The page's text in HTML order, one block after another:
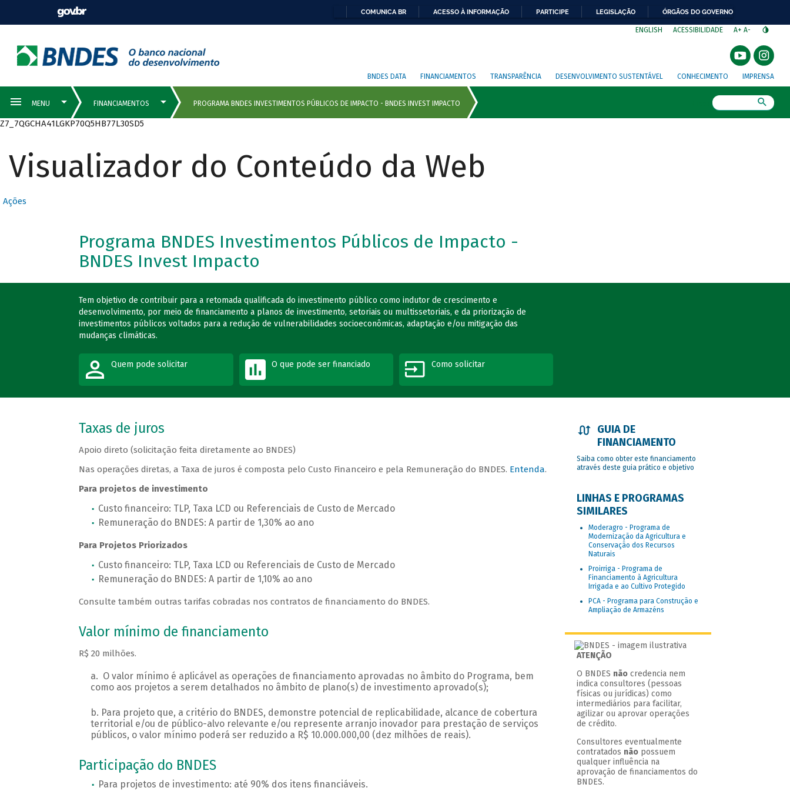
COMUNICA BR ACESSO À INFORMAÇÃO PARTICIPE LEGISLAÇÃO ÓRGÃOS DO GOVERNO
ENGLISH ACESSIBILIDADE A+ A-
BNDES DATA FINANCIAMENTOS TRANSPARÊNCIA DESENVOLVIMENTO SUSTENTÁVEL CONHECIMENTO IMPRENSA
Z7_7QGCHA41LGKP70Q5HB77L30SD5
Visualizador do Conteúdo da Web
Ações
Programa BNDES Investimentos Públicos de Impacto -
BNDES Invest Impacto
Tem objetivo de contribuir para a retomada qualificada do investimento público como indutor de crescimento e
desenvolvimento, por meio de financiamento a planos de investimento, setoriais ou multissetoriais, e da priorização de
investimentos públicos voltados para a redução de vulnerabilidades socioeconômicas, adaptação e/ou mitigação das
mudanças climáticas.
Quem pode solicitar O que pode ser financiado Como solicitar
Taxas de juros
Apoio direto (solicitação feita diretamente ao BNDES)
Nas operações diretas, a Taxa de juros é composta pelo Custo Financeiro e pela Remuneração do BNDES. Entenda.
Para projetos de investimento
Custo financeiro: TLP, Taxa LCD ou Referenciais de Custo de Mercado
Remuneração do BNDES: A partir de 1,30% ao ano
Para Projetos Priorizados
Custo financeiro: TLP, Taxa LCD ou Referenciais de Custo de Mercado
Remuneração do BNDES: A partir de 1,10% ao ano
Consulte também outras tarifas cobradas nos contratos de financiamento do BNDES.
Valor mínimo de financiamento
R$ 20 milhões.
O valor mínimo é aplicável as operações de financiamento aprovadas no âmbito do Programa, bem
como aos projetos a serem detalhados no âmbito de plano(s) de investimento aprovado(s);
Para projeto que, a critério do BNDES, demonstre potencial de replicabilidade, alcance de cobertura
territorial e/ou de público-alvo relevante e/ou represente arranjo inovador para prestação de serviços
públicos, o valor mínimo poderá ser reduzido a R$ 10.000.000,00 (dez milhões de reais).
Participação do BNDES
Para projetos de investimento: até 90% dos itens financiáveis.
GUIA DE
FINANCIAMENTO
Saiba como obter este financiamento
através deste guia prático e objetivo
LINHAS E PROGRAMAS
SIMILARES
Moderagro - Programa de
Modernização da Agricultura e
Conservação dos Recursos
Naturais
Proirriga - Programa de
Financiamento à Agricultura
Irrigada e ao Cultivo Protegido
PCA - Programa para Construção e
Ampliação de Armazéns
ATENÇÃO
O BNDES não credencia nem
indica consultores (pessoas
físicas ou jurídicas) como
intermediários para facilitar,
agilizar ou aprovar operações
de crédito.
Consultores eventualmente
contratados não possuem
qualquer influência na
aprovação de financiamentos do
BNDES.